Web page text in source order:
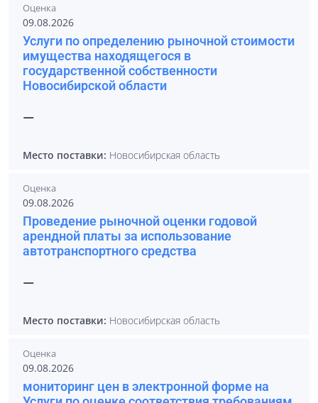
Оценка
09.08.2026
Услуги по определению рыночной стоимости
имущества находящегося в
государственной собственности
Новосибирской области
—
Место поставки: Новосибирская область
Оценка
09.08.2026
Проведение рыночной оценки годовой
арендной платы за использование
автотранспортного средства
—
Место поставки: Новосибирская область
Оценка
09.08.2026
мониторинг цен в электронной форме на